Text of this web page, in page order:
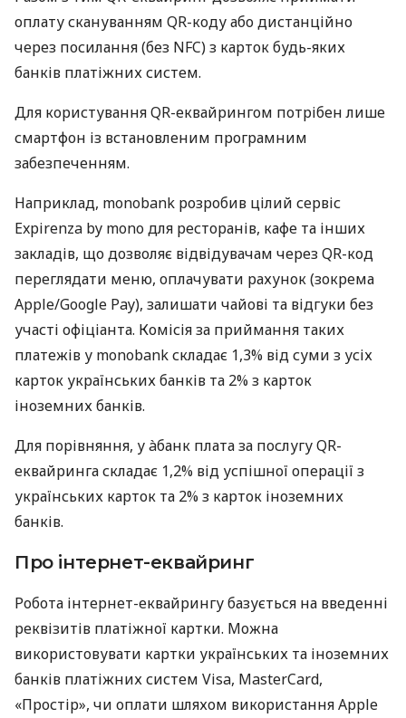
оплату скануванням QR-коду або дистанційно
через посилання (без NFC) з карток будь-яких
банків платіжних систем.
Для користування QR-еквайрингом потрібен лише
смартфон із встановленим програмним
забезпеченням.
Наприклад, monobank розробив цілий сервіс
Expirenza by mono для ресторанів, кафе та інших
закладів, що дозволяє відвідувачам через QR-код
переглядати меню, оплачувати рахунок (зокрема
Apple/Google Pay), залишати чайові та відгуки без
участі офіціанта. Комісія за приймання таких
платежів у monobank складає 1,3% від суми з усіх
карток українських банків та 2% з карток
іноземних банків.
Для порівняння, у àбанк плата за послугу QR-
еквайринга складає 1,2% від успішної операції з
українських карток та 2% з карток іноземних
банків.
Про інтернет-еквайринг
Робота інтернет-еквайрингу базується на введенні
реквізитів платіжної картки. Можна
використовувати картки українських та іноземних
банків платіжних систем Visa, MasterCard,
«Простір», чи оплати шляхом використання Apple